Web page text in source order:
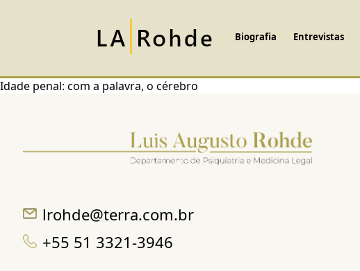
Biografia Entrevistas
Idade penal: com a palavra, o cérebro
lrohde@terra.com.br
+55 51 3321-3946